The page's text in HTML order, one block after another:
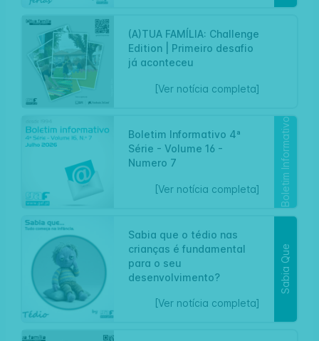
(A)TUA FAMÍLIA: Challenge
Edition | Primeiro desafio
já aconteceu
[Ver notícia completa]
Boletim Informativo 4ª
Série - Volume 16 -
Numero 7
[Ver notícia completa] Boletim Informativo
Sabia que o tédio nas
crianças é fundamental
para o seu
desenvolvimento?
[Ver notícia completa]
Sabia Que